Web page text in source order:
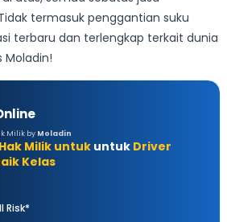
termasuk penggantian suku
terbaru dan terlengkap terkait dunia
Moladin!
Milik by Moladin
Hak Milik untuk untuk Driver
Kelas
Risk*